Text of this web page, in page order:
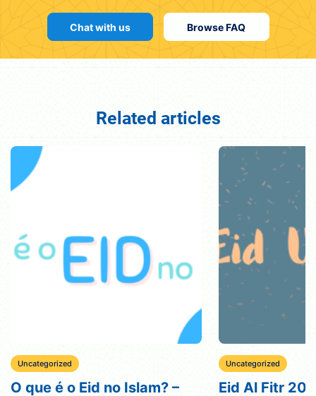
Chat with us Browse FAQ
Related articles
Uncategorized
O que é o Eid no Islam? –
Uncategorized
Eid Al Fitr